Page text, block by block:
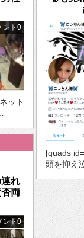
ント0
ット
[quads
頭を抑え
れ
両
ント0